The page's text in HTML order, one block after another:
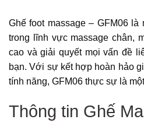
Ghế foot massage – GFM06 là
trong lĩnh vực massage chân,
cao và giải quyết mọi vấn đề
bạn. Với sự kết hợp hoàn hảo
tính năng, GFM06 thực sự là
Thông tin Ghế